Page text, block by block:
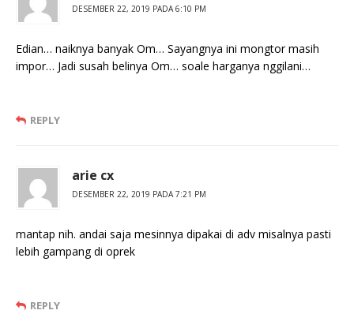
DESEMBER 22, 2019 PADA 6:10 PM
Edian… naiknya banyak Om… Sayangnya ini mongtor masih
impor… Jadi susah belinya Om… soale harganya nggilani…
REPLY
arie cx
DESEMBER 22, 2019 PADA 7:21 PM
mantap nih. andai saja mesinnya dipakai di adv misalnya pasti
lebih gampang di oprek
REPLY